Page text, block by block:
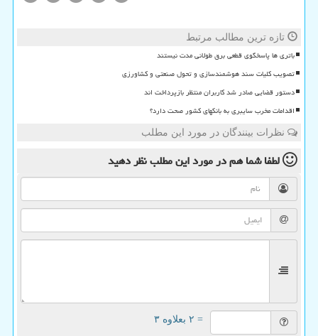
تازه ترین مطالب مرتبط
باتری ها پاسخگوی قطعی برق طولانی مدت نیستند
تصویب کلیات سند هوشمندسازی و تحول صنعتی و کشاورزی
دستور قضایی صادر شد کاربران منتظر بازپرداخت اند
اقدامات مخرب سایبری به بانکهای کشور صحت دارد؟
نظرات بینندگان در مورد این مطلب
لطفا شما همدر مورد این مطلبنظر دهید
= ۲ بعلاوه ۳